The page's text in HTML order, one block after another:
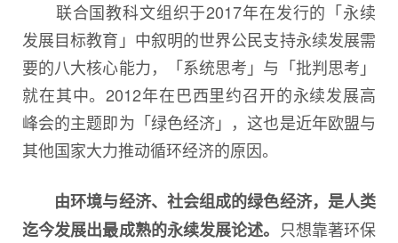
联合国教科文组织于2017年在发行的「永续
发展目标教育」中叙明的世界公民支持永续发展需
要的八大核心能力，「系统思考」与「批判思考」
就在其中。2012年在巴西里约召开的永续发展高
峰会的主题即为「绿色经济」，这也是近年欧盟与
其他国家大力推动循环经济的原因。
由环境与经济、社会组成的绿色经济，是人类
迄今发展出最成熟的永续发展论述。 只想靠著环保